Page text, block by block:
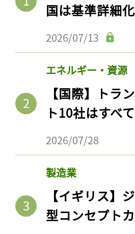
国は基準詳細
2026/07/13
エネルギー・資源
【国際】トラ
ト10社はすべ
2026/07/28
製造業
【イギリス】
型コンセプト